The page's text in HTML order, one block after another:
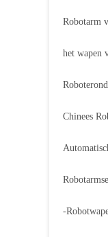
Robotarm
het wapen
Chinees
-